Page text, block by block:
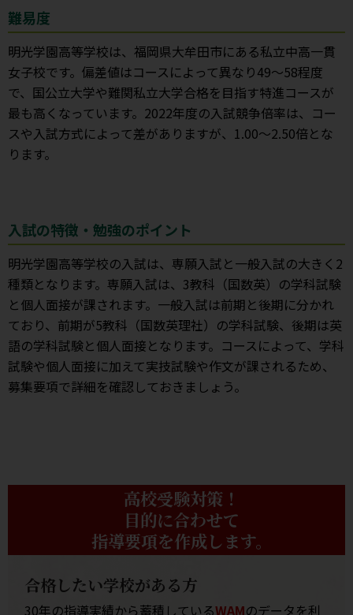
難易度
明光学園高等学校は、福岡県大牟田市にある私立中高一貫
女子校です。偏差値はコースによって異なり49～58程度
で、国公立大学や難関私立大学合格を目指す特進コースが
最も高くなっています。2022年度の入試競争倍率は、コー
スや入試方式によって差がありますが、1.00～2.50倍とな
ります。
入試の特徴・勉強のポイント
明光学園高等学校の入試は、専願入試と一般入試の大きく2
種類となります。専願入試は、3教科（国数英）の学科試験
と個人面接が課されます。一般入試は前期と後期に分かれ
ており、前期が5教科（国数英理社）の学科試験、後期は英
語の学科試験と個人面接となります。コースによって、学科
試験や個人面接に加えて実技試験や作文が課されるため、
募集要項で詳細を確認しておきましょう。
高校受験対策！
目的に合わせて
指導要項を作成します。
合格したい学校がある方
30年の指導実績から蓄積しているWAMのデータを利